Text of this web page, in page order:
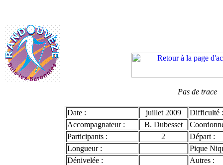
Pas de trace
Date : juillet 2009
Difficulté :
Accompagnateur :
B. Dubesset
Participants :
2
Départ :
Longueur :
Pique
Dénivelée :
Autres :